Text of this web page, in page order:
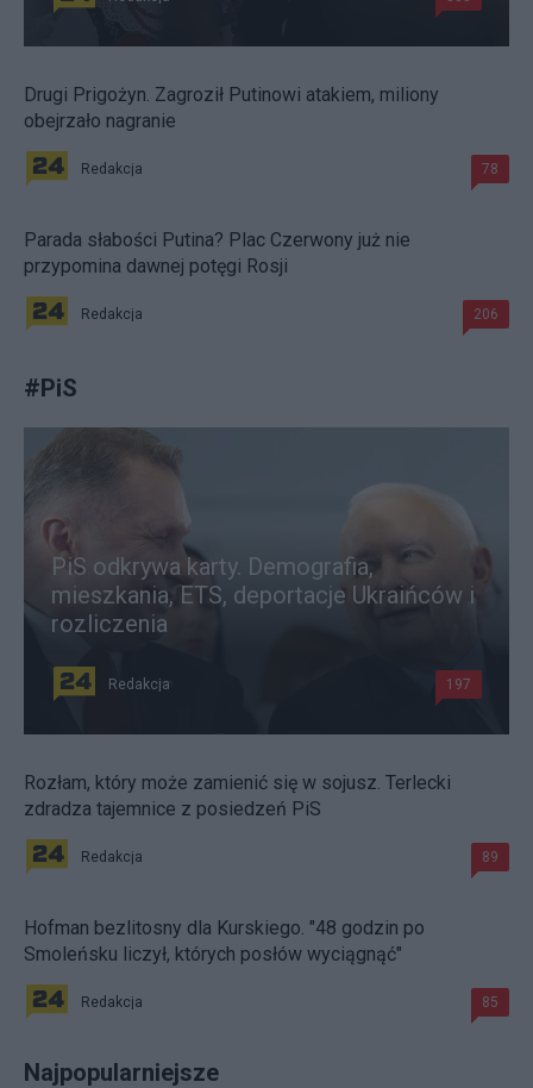
Drugi Prigożyn. Zagroził Putinowi atakiem, miliony
obejrzało nagranie
Redakcja 78
Parada słabości Putina? Plac Czerwony już nie
przypomina dawnej potęgi Rosji
Redakcja 206
#PiS
PiS odkrywa karty. Demografia,
mieszkania, ETS, deportacje Ukraińców i
rozliczenia
Redakcja 197
Rozłam, który może zamienić się w sojusz. Terlecki
zdradza tajemnice z posiedzeń PiS
Redakcja 89
Hofman bezlitosny dla Kurskiego. "48 godzin po
Smoleńsku liczył, których posłów wyciągnąć"
Redakcja 85
Najpopularniejsze